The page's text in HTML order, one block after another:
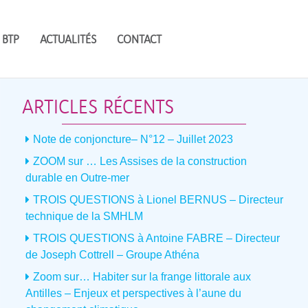
ACTUALITÉS CONTACT
ARTICLES RÉCENTS
Note de conjoncture– N°12 – Juillet 2023
ZOOM sur … Les Assises de la construction
durable en Outre-mer
TROIS QUESTIONS à Lionel BERNUS – Directeur
technique de la SMHLM
TROIS QUESTIONS à Antoine FABRE – Directeur
de Joseph Cottrell – Groupe Athéna
Zoom sur… Habiter sur la frange littorale aux
Antilles – Enjeux et perspectives à l’aune du